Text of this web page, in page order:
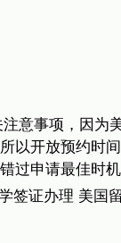
意事项，因为
以开放预约时
过申请最佳时
签证办理 美国